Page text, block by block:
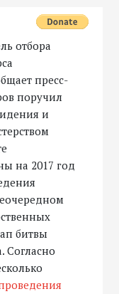
отбора
пресс-
поручил
и
на 2017 год
битвы
Согласно